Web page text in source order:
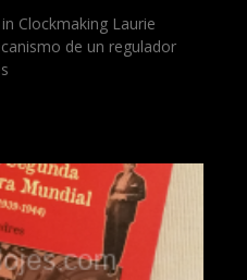
Clockmaking Laurie
de un regulador